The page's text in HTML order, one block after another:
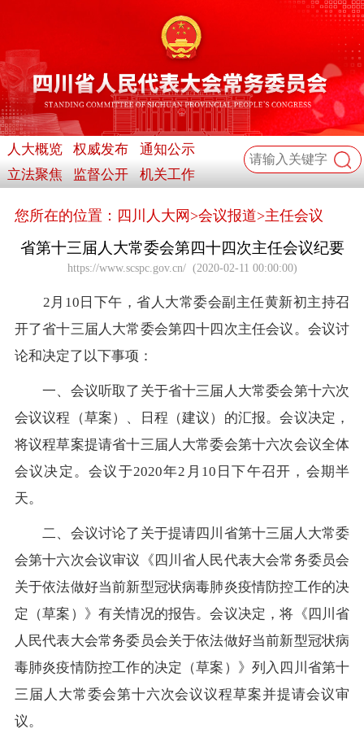
人大概览 权威发布
通知公示
立法聚焦
监督公开 机关工作
您所在的位置： 四川人大网 >会议报道>主任会议
省第十三届人大常委会第四十四次主任会议纪要
https://www.scspc.gov.cn/(2020-02-11 00:00:00)
2月10日下午，省人大常委会副主任黄新初主持召
开了省十三届人大常委会第四十四次主任会议。会议讨
论和决定了以下事项：
一、会议听取了关于省十三届人大常委会第十六次
会议议程（草案）、日程（建议）的汇报。会议决定，
将议程草案提请省十三届人大常委会第十六次会议全体
会议决定。会议于2020年2月10日下午召开，会期半
天。
二、会议讨论了关于提请四川省第十三届人大常委
会第十六次会议审议《四川省人民代表大会常务委员会
关于依法做好当前新型冠状病毒肺炎疫情防控工作的决
定（草案）》有关情况的报告。会议决定，将《四川省
人民代表大会常务委员会关于依法做好当前新型冠状病
毒肺炎疫情防控工作的决定（草案）》列入四川省第十
三届人大常委会第十六次会议议程草案并提请会议审
议。